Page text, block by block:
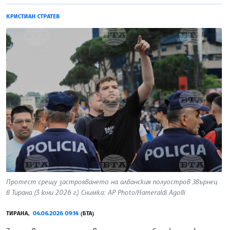
КРИСТИАН СТРАТЕВ
Протест срещу застрояването на албанския полуостров Звърнец
в Тирана (3 юни 2026 г.) Снимка: AP Photo/Hameraldi Agolli
ТИРАНА, 04.06.2026 09:14 (БТА)